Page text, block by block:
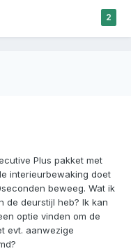
2
Plus pakket met
interieurbewaking doet
beweeg. Wat ik
de deurstijl heb? Ik kan
optie vinden om de
evt. aanwezige